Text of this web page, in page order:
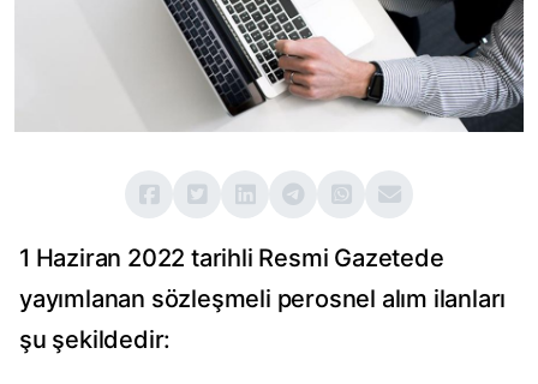
1 Haziran 2022 tarihli Resmi Gazetede
yayımlanan sözleşmeli perosnel alım ilanları
şu şekildedir: